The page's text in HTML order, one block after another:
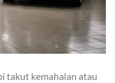
takut kemahalan atau